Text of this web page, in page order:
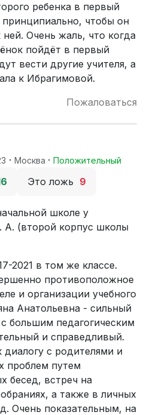
ребенка в первый
чтобы он
Очень жаль, что когда
пойдёт в первый
вести другие учителя, а
к Ибрагимовой.
Пожаловаться
· Москва · Положительный
Это ложь 9
школе у
А. (второй корпус школы
2021 в том же классе.
противоположное
и организации учебного
Анатольевна - сильный
большим педагогическим
и справедливый.
диалогу с родителями и
проблем путем
бесед, встреч на
а также в личных
Очень показательным, на